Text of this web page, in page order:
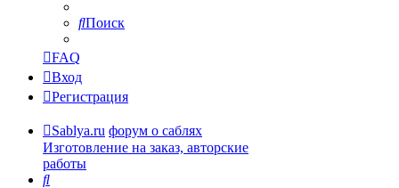
Поиск
FAQ
Вход
Регистрация
Sablya.ru форум о саблях
Изготовление на заказ, авторские
работы
Поиск